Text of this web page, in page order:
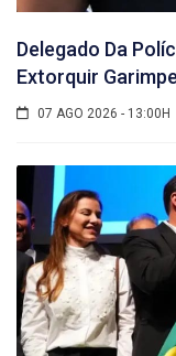
Delegado Da
Extorquir
07 AGO 2026 - 13:00H